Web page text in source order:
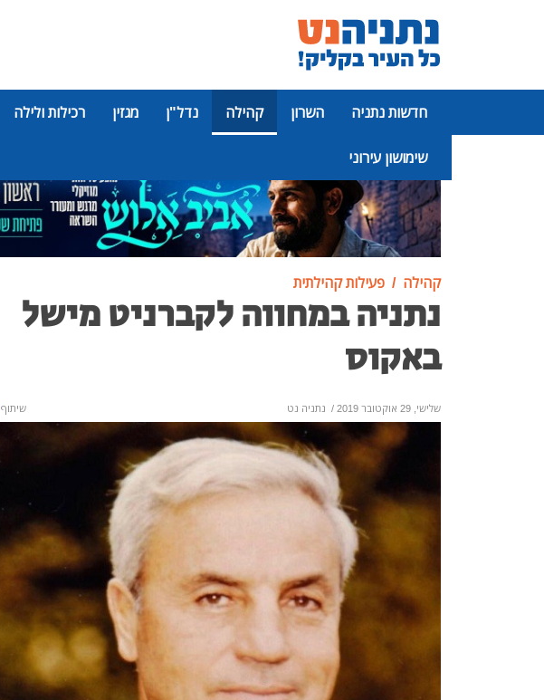
חדשות נתניה השרון קהילה נדל"ן מגזין רכילות ולילה
שימושון עירוני
פרסומת
קהילה פעילות קהילתית
נתניה במחווה לקברניט מישל
באקוס
שלישי, 29 אוקטובר 2019 / נתניה נט שיתוף